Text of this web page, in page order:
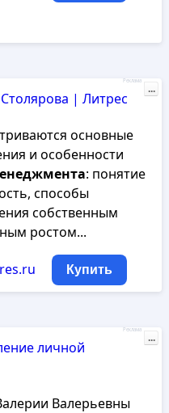
| Литрес
основные
и особенности
: понятие
способы
собственным
ростом...
Купить
Реклама
...
личной
Валерьевны
Реклама
...